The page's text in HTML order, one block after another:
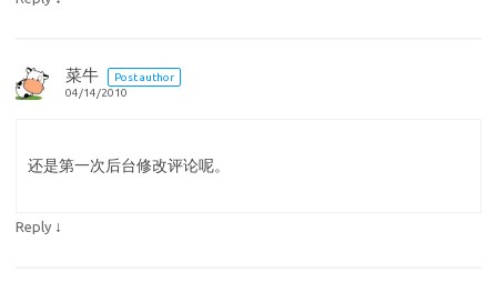
菜牛
Post author
04/14/2010
还是第一次后台修改评论呢。
Reply ↓